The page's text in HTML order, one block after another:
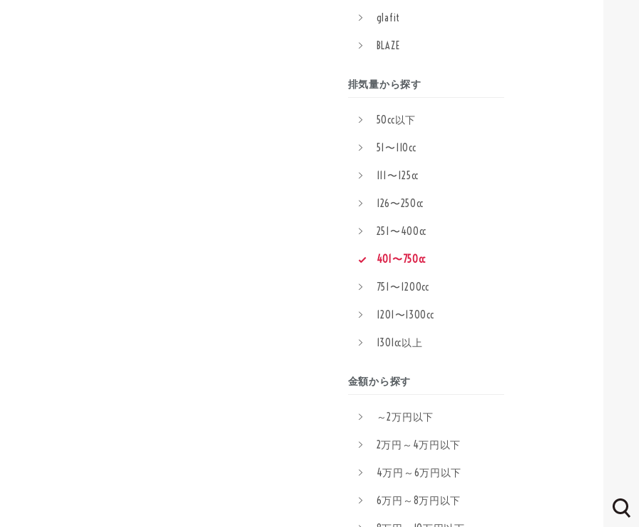
glafit
BLAZE
排気量から探す
50cc以下
51〜110cc
111〜125cc
126〜250cc
251〜400cc
401〜750cc
751〜1200cc
1201〜1300cc
1301cc以上
金額から探す
～2万円以下
2万円～4万円以下
4万円～6万円以下
6万円～8万円以下